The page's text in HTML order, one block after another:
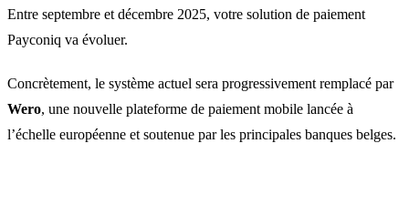
Entre septembre et décembre 2025, votre solution de paiement
Payconiq va évoluer.
Concrètement, le système actuel sera progressivement remplacé par
Wero, une nouvelle plateforme de paiement mobile lancée à
l’échelle européenne et soutenue par les principales banques belges.